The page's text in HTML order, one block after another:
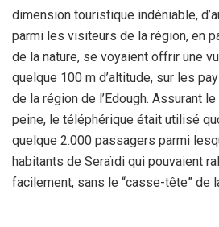
dimension touristique indéniable,
parmi les visiteurs de la région, en
de la nature, se voyaient offrir une
quelque 100 m d’altitude, sur les
de la région de l’Edough. Assurant
peine, le téléphérique était utilisé
quelque 2.000 passagers parmi
habitants de Seraïdi qui pouvaient
facilement, sans le “casse-tête” de